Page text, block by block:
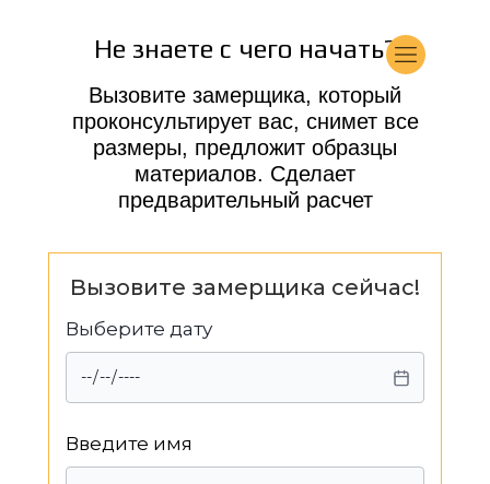
Не знаете с чего начать?
Вызовите замерщика, который
проконсультирует вас, снимет все
размеры, предложит образцы
материалов. Сделает
предварительный расчет
Вызовите замерщика сейчас!
Выберите дату
Введите имя